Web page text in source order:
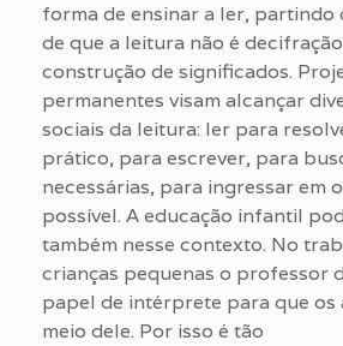
forma de ensinar a ler, partindo
de que a leitura não é
construção de significados.
permanentes visam alcançar
sociais da leitura: ler para
prático, para escrever, para
necessárias, para ingressar em
possível. A educação infantil
também nesse contexto. No
crianças pequenas o professor
papel de intérprete para que
meio dele. Por isso é tão